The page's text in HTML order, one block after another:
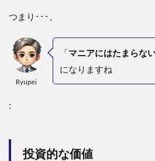
つまり･･･、
Ryupei
「マニアにはたまらな
になりますね
:
投資的な価値